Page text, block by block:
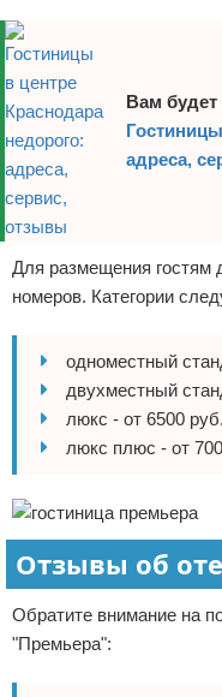
Вам будет
адреса,
Для размещения гостям
номеров. Категории
одноместный
двухместный
люкс - от 6500
люкс плюс - от
Отзывы об
Обратите внимание на
"Премьера":